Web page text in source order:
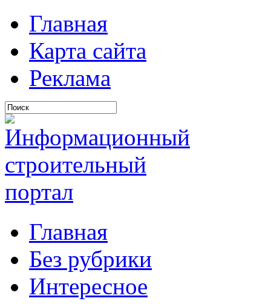
Главная
Карта сайта
Реклама
Главная
Без рубрики
Интересное